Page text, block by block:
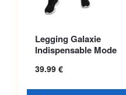
Legging Galaxie
Indispensable Mode
39.99 €
variations. Les options
peuvent être choisies sur la
page du produit